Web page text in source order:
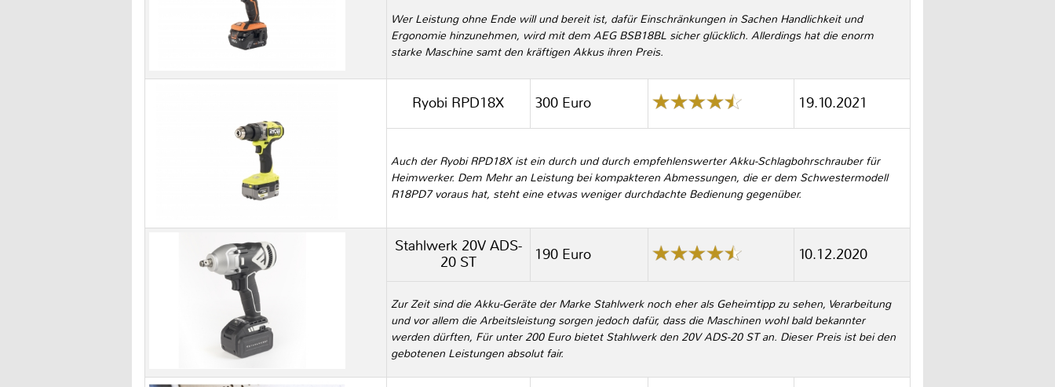
Wer Leistung ohne Ende will und bereit ist, dafür Einschränkungen in Sachen Handlichkeit und
Ergonomie hinzunehmen, wird mit dem AEG BSB18BL sicher glücklich. Allerdings hat die enorm
starke Maschine samt den kräftigen Akkus ihren Preis.
Ryobi RPD18X 300 Euro 19.10.2021
Auch der Ryobi RPD18X ist ein durch und durch empfehlenswerter Akku-Schlagbohrschrauber für
Heimwerker. Dem Mehr an Leistung bei kompakteren Abmessungen, die er dem Schwestermodell
R18PD7 voraus hat, steht eine etwas weniger durchdachte Bedienung gegenüber.
Stahlwerk 20V ADS-
20 ST
190 Euro 10.12.2020
Zur Zeit sind die Akku-Geräte der Marke Stahlwerk noch eher als Geheimtipp zu sehen, Verarbeitung
und vor allem die Arbeitsleistung sorgen jedoch dafür, dass die Maschinen wohl bald bekannter
werden dürften, Für unter 200 Euro bietet Stahlwerk den 20V ADS-20 ST an. Dieser Preis ist bei den
gebotenen Leistungen absolut fair.